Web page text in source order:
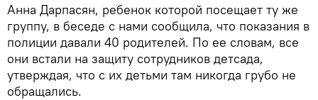
Анна Дарпасян, ребенок которой посещает ту же
группу, в беседе с нами сообщила, что показания в
полиции давали 40 родителей. По ее словам, все
они встали на защиту сотрудников детсада,
утверждая, что с их детьми там никогда грубо не
обращались.